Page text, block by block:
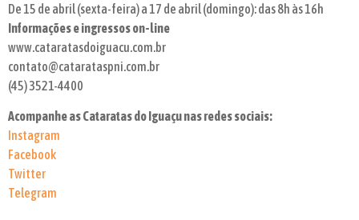
De 15 de abril (sexta-feira) a 17 de abril (domingo): das 8h às 16h
Informações e ingressos on-line
www.cataratasdoiguacu.com.br
contato@catarataspni.com.br
(45) 3521-4400
Acompanhe as Cataratas do Iguaçu nas redes sociais:
Instagram
Facebook
Twitter
Telegram